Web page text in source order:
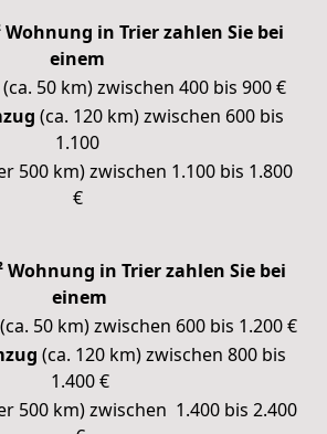
Wohnung in Trier zahlen Sie bei
einem
(ca. 50 km) zwischen 400 bis 900 €
(ca. 120 km) zwischen 600 bis
1.100
500 km) zwischen 1.100 bis 1.800
€
Wohnung in Trier zahlen Sie bei
einem
(ca. 50 km) zwischen 600 bis 1.200 €
(ca. 120 km) zwischen 800 bis
1.400 €
500 km) zwischen 1.400 bis 2.400